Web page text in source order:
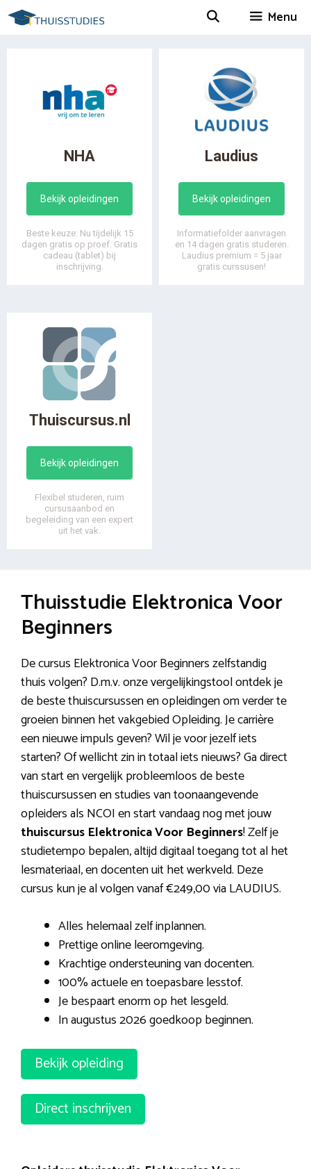
Spring
naar
Menu
NHA
Bekijk opleidingen
Beste keuze: Nu tijdelijk 15
dagen gratis op proef. Gratis
cadeau (tablet) bij
inschrijving.
Laudius
Bekijk opleidingen
Informatiefolder aanvragen
en 14 dagen gratis studeren.
Laudius premium = 5 jaar
gratis curssusen!
Thuiscursus.nl
Bekijk opleidingen
Flexibel studeren, ruim
cursusaanbod en
begeleiding van een expert
uit het vak.
Thuisstudie Elektronica Voor
Beginners
De cursus Elektronica Voor Beginners zelfstandig
thuis volgen? D.m.v. onze vergelijkingstool ontdek je
de beste thuiscursussen en opleidingen om verder te
groeien binnen het vakgebied Opleiding. Je carrière
een nieuwe impuls geven? Wil je voor jezelf iets
starten? Of wellicht zin in totaal iets nieuws? Ga direct
van start en vergelijk probleemloos de beste
thuiscursussen en studies van toonaangevende
opleiders als NCOI en start vandaag nog met jouw
thuiscursus Elektronica Voor Beginners! Zelf je
studietempo bepalen, altijd digitaal toegang tot al het
lesmateriaal, en docenten uit het werkveld. Deze
cursus kun je al volgen vanaf €249,00 via LAUDIUS.
Alles helemaal zelf inplannen.
Prettige online leeromgeving.
Krachtige ondersteuning van docenten.
100% actuele en toepasbare lesstof.
Je bespaart enorm op het lesgeld.
In augustus 2026 goedkoop beginnen.
Bekijk opleiding
Direct inschrijven